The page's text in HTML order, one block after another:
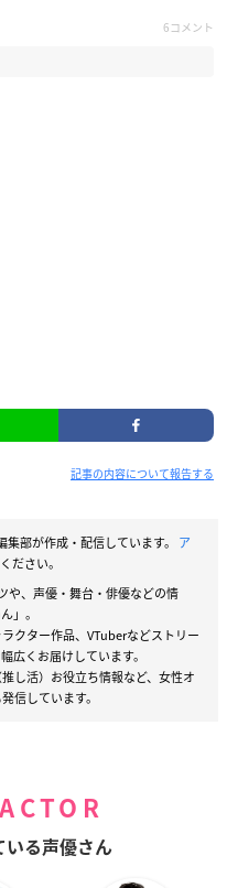
6コメント
記事の内容について報告する
集部が作成・配信しています。 ア
ださい。
や、声優・舞台・俳優などの情
」。
クター作品、VTuberなどストリー
広くお届けしています。
し活）お役立ち情報など、女性オ
信しています。
いる声優さん